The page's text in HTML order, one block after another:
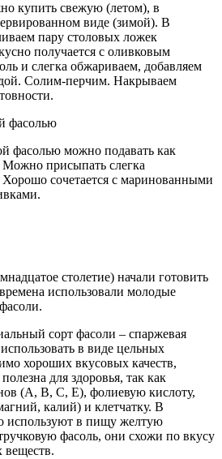
купить свежую (летом), в
виде (зимой). В
пару столовых ложек
получается с оливковым
и слегка обжариваем, добавляем
Солим-перчим. Накрываем
фасолью
фасолью можно подавать как
Можно присыпать слегка
сочетается с маринованными
столетие) начали готовить
использовали молодые
сорт фасоли – спаржевая
в виде цельных
хороших вкусовых качеств,
для здоровья, так как
(А, В, С, Е), фолиевую кислоту,
калий) и клетчатку. В
используют в пищу желтую
фасоль, они схожи по вкусу